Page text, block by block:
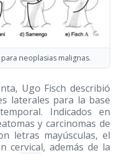
neoplasias malignas.
Ugo Fisch describió
laterales para la base
Indicados en
y carcinomas de
letras mayúsculas, el
cervical, además de la